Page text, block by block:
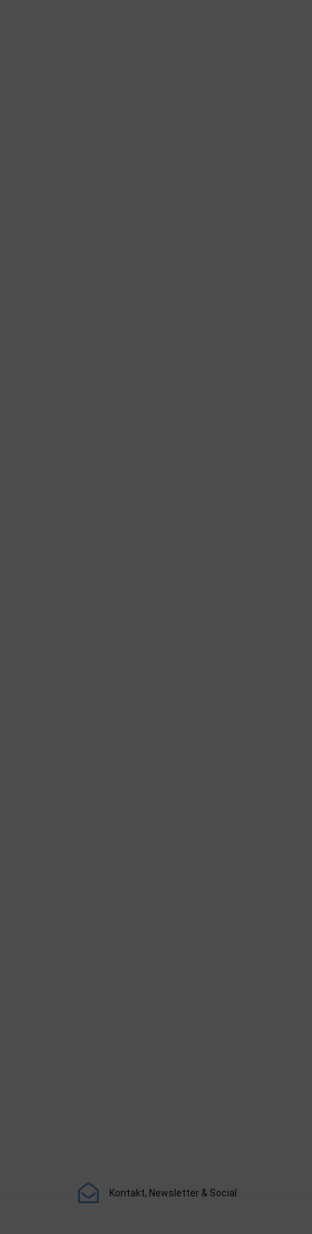
Kontakt, Newsletter & Social